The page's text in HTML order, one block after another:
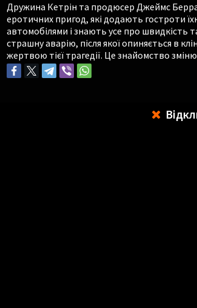
Дружина Кетрін та продюсер Джеймс
еротичних пригод, які додають гостроти
автомобілями і знають усе про швидкість
страшну аварію, після якої опиняється в
жертвою тієї трагедії. Це знайомство